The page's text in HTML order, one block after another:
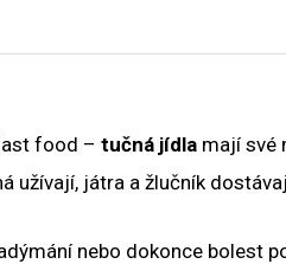
food – tučná jídla mají své
užívají, játra a žlučník
nebo dokonce bolest